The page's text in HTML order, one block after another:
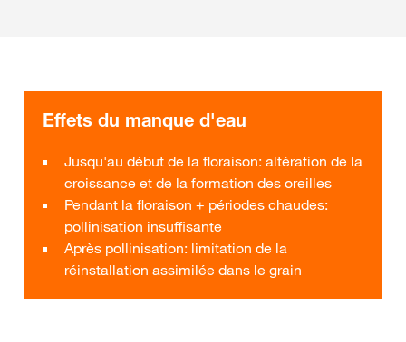
Effets du manque d'eau
Jusqu'au début de la floraison: altération de la
croissance et de la formation des oreilles
Pendant la floraison + périodes chaudes:
pollinisation insuffisante
Après pollinisation: limitation de la
réinstallation assimilée dans le grain